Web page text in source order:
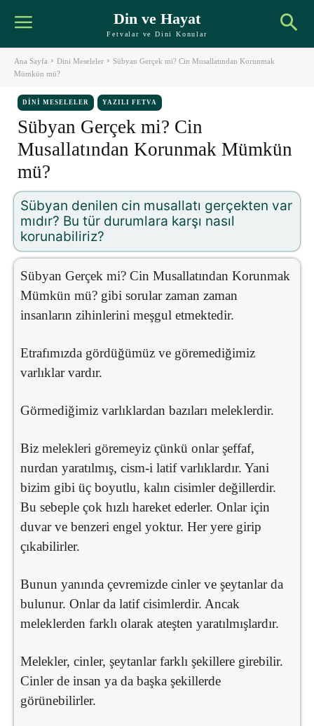
Din ve Hayat
Fetvalar ve Dini Konular
Ana Sayfa Dini Meseleler
Sübyan Gerçek mi? Cin Musallatından Korunmak
Mümkün mü?
DINI MESELELER YAZILI FETVA
Sübyan Gerçek mi? Cin
Musallatından Korunmak Mümkün
mü?
Sübyan denilen cin musallatı gerçekten var
mıdır? Bu tür durumlara karşı nasıl
korunabiliriz?
Sübyan Gerçek mi? Cin Musallatından Korunmak
Mümkün mü? gibi sorular zaman zaman
insanların zihinlerini meşgul etmektedir.
Etrafımızda gördüğümüz ve göremediğimiz
varlıklar vardır.
Görmediğimiz varlıklardan bazıları meleklerdir.
Biz melekleri göremeyiz çünkü onlar şeffaf,
nurdan yaratılmış, cism-i latif varlıklardır. Yani
bizim gibi üç boyutlu, kalın cisimler değillerdir.
Bu sebeple çok hızlı hareket ederler. Onlar için
duvar ve benzeri engel yoktur. Her yere girip
çıkabilirler.
Bunun yanında çevremizde cinler ve şeytanlar da
bulunur. Onlar da latif cisimlerdir. Ancak
meleklerden farklı olarak ateşten yaratılmışlardır.
Melekler, cinler, şeytanlar farklı şekillere girebilir.
Cinler de insan ya da başka şekillerde
görünebilirler.